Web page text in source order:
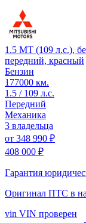
1.5 MT (109 л.с.),
передний, красный
Бензин
177000 км.
1.5 / 109 л.с.
Передний
Механика
3 владельца
от 348 990 ₽
408 000 ₽
Гарантия
Оригинал ПТС в
vin VIN проверен